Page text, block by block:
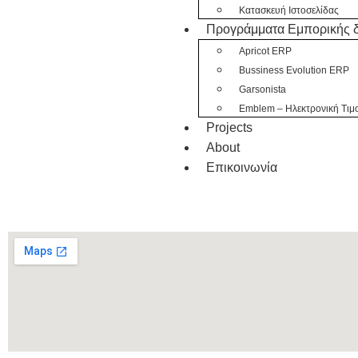
Κατασκευή Ιστοσελίδας
Προγράμματα Εμπορικής
Apricot ERP
Bussiness Evolution ERP
Garsonista
Emblem – Ηλεκτρονική
Projects
About
Eπικοινωνία